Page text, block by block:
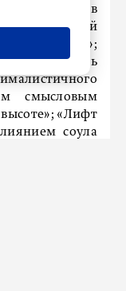
Сергеев
красивой
«Под Луной»;
смысловым
высоте»; «Лифт
соула